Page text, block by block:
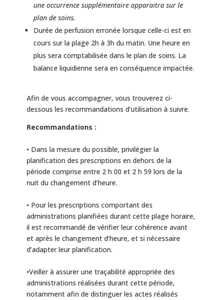
une occurrence supplémentaire apparaitra sur le
plan de soins.
Durée de perfusion erronée lorsque celle-ci est en
cours sur la plage 2h à 3h du matin. Une heure en
plus sera comptabilisée dans le plan de soins. La
balance liquidienne sera en conséquence impactée.
Afin de vous accompagner, vous trouverez ci-
dessous les recommandations d’utilisation à suivre.
Recommandations :
• Dans la mesure du possible, privilégier la
planification des prescriptions en dehors de la
période comprise entre 2 h 00 et 2 h 59 lors de la
nuit du changement d’heure.
• Pour les prescriptions comportant des
administrations planifiées durant cette plage horaire,
il est recommandé de vérifier leur cohérence avant
et après le changement d’heure, et si nécessaire
d’adapter leur planification.
•Veiller à assurer une traçabilité appropriée des
administrations réalisées durant cette période,
notamment afin de distinguer les actes réalisés